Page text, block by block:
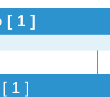
[ 1 ]
1 ]